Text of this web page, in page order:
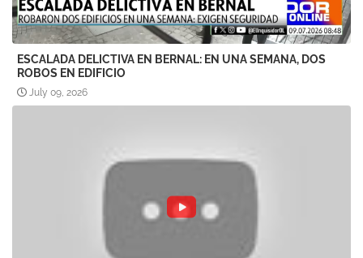
ESCALADA DELICTIVA EN BERNAL: EN UNA SEMANA, DOS
ROBOS EN EDIFICIO
July 09, 2026